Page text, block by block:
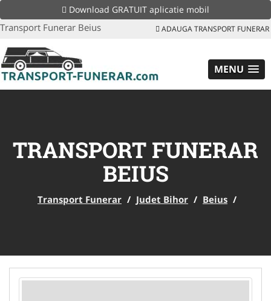
Download GRATUIT aplicatie mobil
Transport Funerar Beius ADAUGA TRANSPORT FUNERAR
MENU
TRANSPORT FUNERAR
BEIUS
Transport Funerar / Judet Bihor / Beius /